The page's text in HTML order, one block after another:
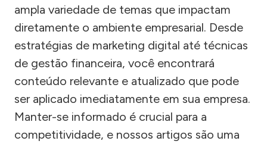
ampla variedade de temas que impactam
diretamente o ambiente empresarial. Desde
estratégias de marketing digital até técnicas
de gestão financeira, você encontrará
conteúdo relevante e atualizado que pode
ser aplicado imediatamente em sua empresa.
Manter-se informado é crucial para a
competitividade, e nossos artigos são uma